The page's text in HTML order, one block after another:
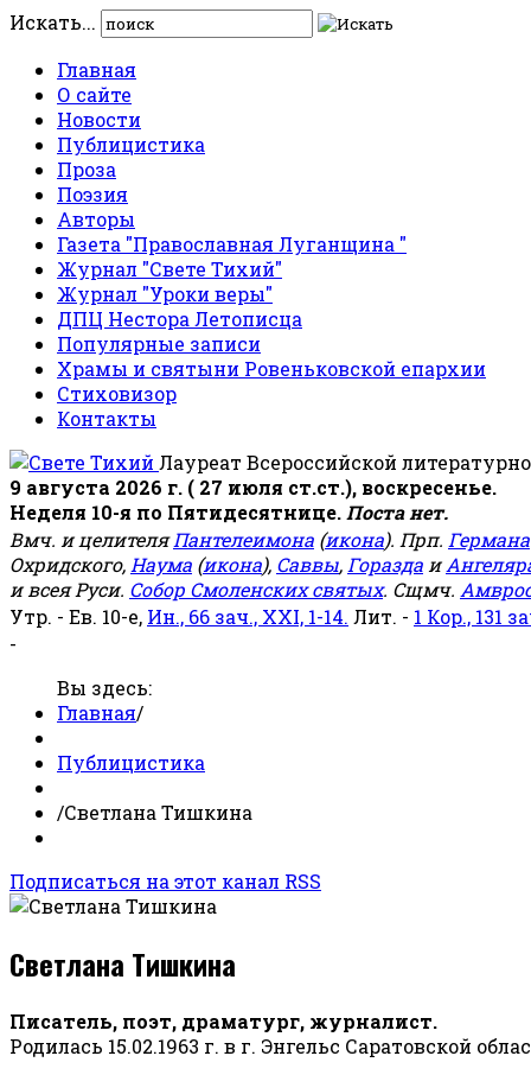
Искать...
Главная
О сайте
Новости
Публицистика
Проза
Поэзия
Авторы
Газета "Православная Луганщина "
Журнал "Свете Тихий"
Журнал "Уроки веры"
ДПЦ Нестора Летописца
Популярные записи
Храмы и святыни Ровеньковской епархии
Стиховизор
Контакты
Лауреат Всероссийской
9 августа 2026 г. ( 27 июля ст.ст.), воскресенье.
Неделя 10-я по Пятидесятнице. Поста нет.
Вмч. и целителяПантелеимона (икона). Прп. Германа
Охридского, Наума (икона), Саввы, Горазда и
и всея Руси. Собор Смоленских святых. Сщмч.
Утр. - Ев. 10-е, Ин., 66 зач., XXI, 1-14. Лит. - 1 Кор., 131
-
Вы здесь:
Главная/
Публицистика
/Светлана Тишкина
Подписаться на этот канал RSS
Светлана Тишкина
Писатель, поэт, драматург, журналист.
Родилась 15.02.1963 г. в г. Энгельс Саратовской